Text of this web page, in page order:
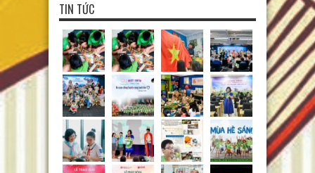
TIN TỨC